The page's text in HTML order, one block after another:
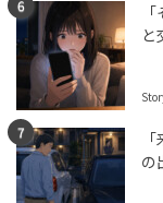
と
の